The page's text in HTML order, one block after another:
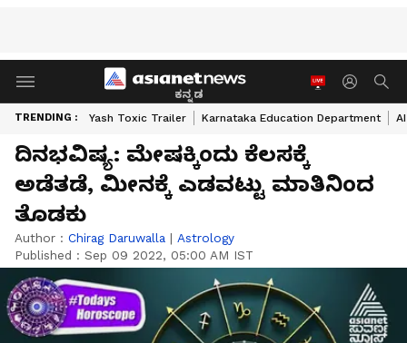
ಕನ್ನಡ
TRENDING : Yash Toxic Trailer Karnataka Education Department
ದಿನಭವಿಷ್ಯ: ಮೇಷಕ್ಕಿಂದು ಕೆಲಸಕ್ಕೆ
ಅಡೆತಡೆ, ಮೀನಕ್ಕೆ ಎಡವಟ್ಟು ಮಾತಿನಿಂದ
ತೊಡಕು
Author : Chirag Daruwalla | Astrology
Published : Sep 09 2022, 05:00 AM IST